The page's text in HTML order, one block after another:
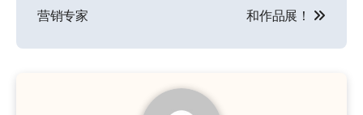
导
航
营销专家
和作品展！